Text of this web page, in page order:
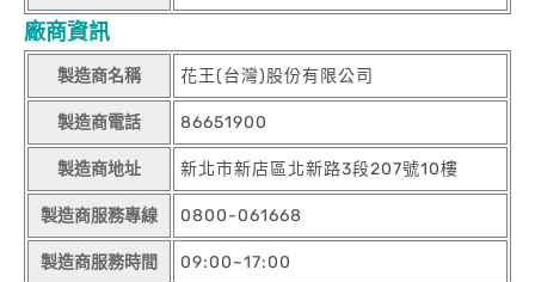
廠商資訊
製造商名稱 花王(台灣)股份有限公司
製造商電話 86651900
製造商地址 新北市新店區北新路3段207號10樓
製造商服務專線 0800-061668
製造商服務時間 09:00~17:00